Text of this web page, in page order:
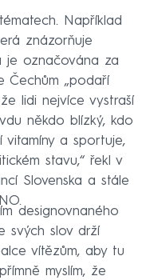
Například
znázorňuje
je označována za
Čechům „podaří
že lidi nejvíce vystraší
někdo blízký, kdo
vitamíny a sportuje,
stavu,“ řekl v
Slovenska a stále
designovnaného
svých slov drží
vítězům, aby tu
myslím, že